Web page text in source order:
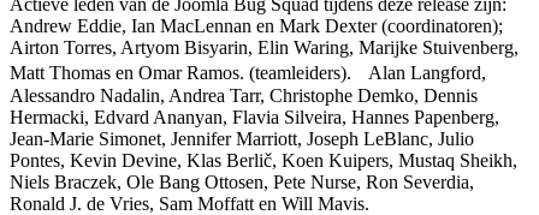
Andrew Eddie, Ian MacLennan en Mark Dexter (coordinatoren);
Airton Torres, Artyom Bisyarin, Elin Waring, Marijke Stuivenberg,
Matt Thomas en Omar Ramos. (teamleiders). Alan Langford,
Alessandro Nadalin, Andrea Tarr, Christophe Demko, Dennis
Hermacki, Edvard Ananyan, Flavia Silveira, Hannes Papenberg,
Jean-Marie Simonet, Jennifer Marriott, Joseph LeBlanc, Julio
Pontes, Kevin Devine, Klas Berlič, Koen Kuipers, Mustaq Sheikh,
Niels Braczek, Ole Bang Ottosen, Pete Nurse, Ron Severdia,
Ronald J. de Vries, Sam Moffatt en Will Mavis.